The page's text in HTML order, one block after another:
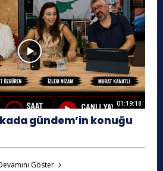
01:19:18
gündem’in konuğu
Göster